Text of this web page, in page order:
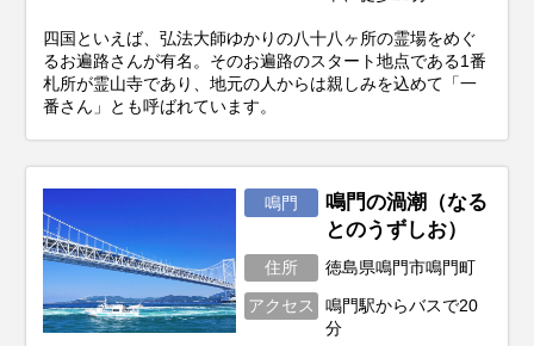
四国といえば、弘法大師ゆかりの八十八ヶ所の霊場をめぐ
るお遍路さんが有名。そのお遍路のスタート地点である1番
札所が霊山寺であり、地元の人からは親しみを込めて「一
番さん」とも呼ばれています。
鳴門
鳴門の渦潮（なる
とのうずしお）
住所 徳島県鳴門市鳴門町
アクセス
鳴門駅からバスで20
分